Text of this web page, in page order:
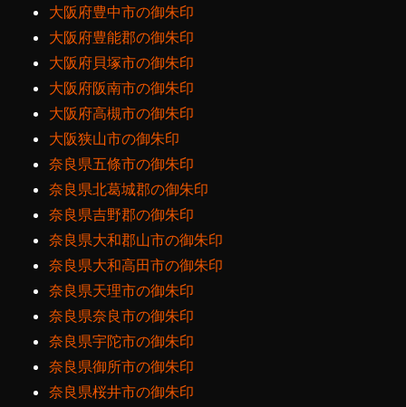
大阪府豊中市の御朱印
大阪府豊能郡の御朱印
大阪府貝塚市の御朱印
大阪府阪南市の御朱印
大阪府高槻市の御朱印
大阪狭山市の御朱印
奈良県五條市の御朱印
奈良県北葛城郡の御朱印
奈良県吉野郡の御朱印
奈良県大和郡山市の御朱印
奈良県大和高田市の御朱印
奈良県天理市の御朱印
奈良県奈良市の御朱印
奈良県宇陀市の御朱印
奈良県御所市の御朱印
奈良県桜井市の御朱印